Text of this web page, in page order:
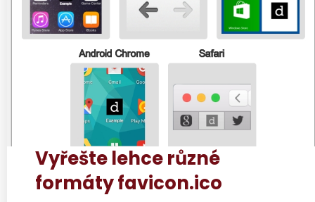
Vyřešte lehce různé
formáty favicon.ico